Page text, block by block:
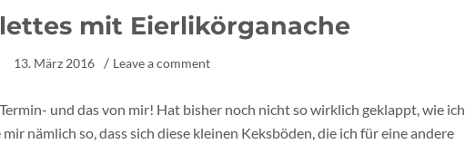
mit Eierlikörganache
13. März 2016 Leave a comment
und das von mir! Hat bisher noch nicht so wirklich geklappt, wie ich
nämlich so, dass sich diese kleinen Keksböden, die ich für eine andere